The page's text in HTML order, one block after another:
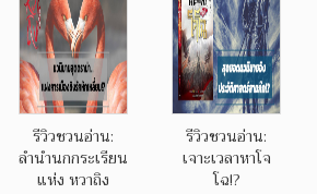
รีวิวชวนอ่าน:
ลำนำนกกระเรียน
แห่ง หวาถิง
รีวิวชวนอ่าน:
เจาะเวลาหาโจ
โฉ!?